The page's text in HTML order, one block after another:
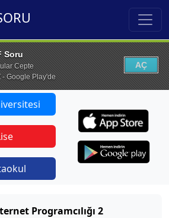
Soru
Cepte
- Google Play'de
AÇ
Programcılığı 2